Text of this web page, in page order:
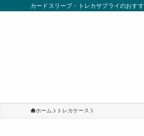
カードスリーブ・トレカサプライのおす
ホーム トレカケース